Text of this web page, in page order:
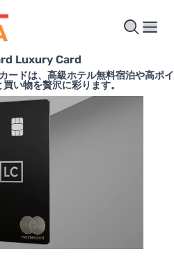
Luxury Card
ードは、高級ホテル無料宿泊や高ポイ
い物を贅沢に彩ります。